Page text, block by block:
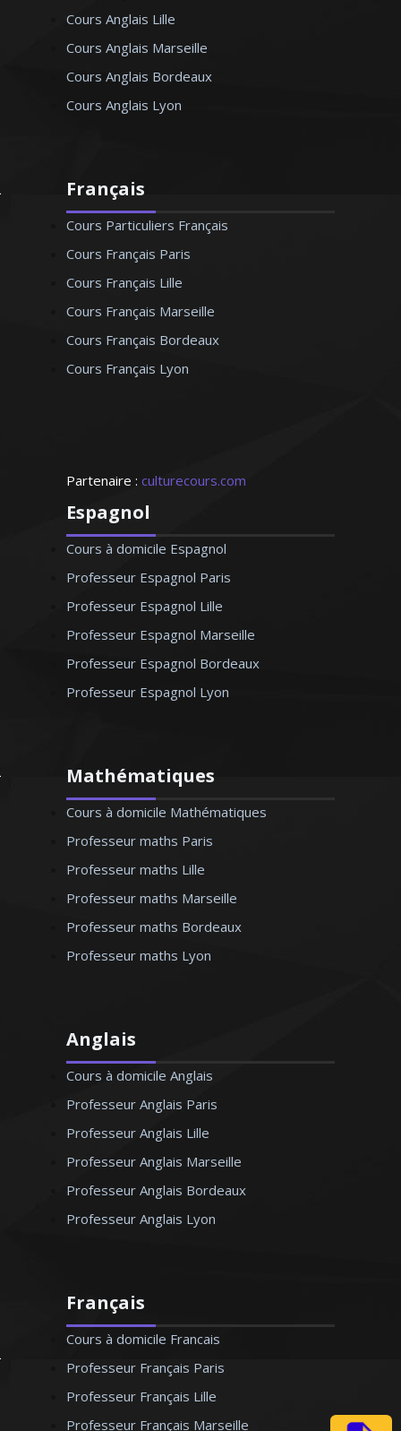
Cours Anglais Lille
Cours Anglais Marseille
Cours Anglais Bordeaux
Cours Anglais Lyon
Français
Cours Particuliers Français
Cours Français Paris
Cours Français Lille
Cours Français Marseille
Cours Français Bordeaux
Cours Français Lyon
Partenaire : culturecours.com
Espagnol
Cours à domicile Espagnol
Professeur Espagnol Paris
Professeur Espagnol Lille
Professeur Espagnol Marseille
Professeur Espagnol Bordeaux
Professeur Espagnol Lyon
Mathématiques
Cours à domicile Mathématiques
Professeur maths Paris
Professeur maths Lille
Professeur maths Marseille
Professeur maths Bordeaux
Professeur maths Lyon
Anglais
Cours à domicile Anglais
Professeur Anglais Paris
Professeur Anglais Lille
Professeur Anglais Marseille
Professeur Anglais Bordeaux
Professeur Anglais Lyon
Français
Cours à domicile Francais
Professeur Français Paris
Professeur Français Lille
Professeur Français Marseille